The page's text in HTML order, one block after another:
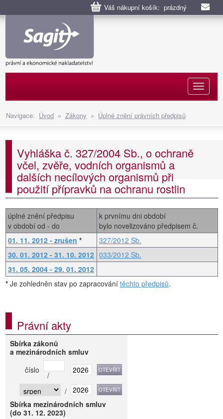
Váš nákupní košík: prázdný
Navigace: Úvod » Zákony » Úplné znění právních předpisů
Vyhláška č. 327/2004 Sb., o ochraně
včel, zvěře, vodních organismů a
dalších necílových organismů při
použití přípravků na ochranu rostlin
úplné znění předpisu
v období od - do
k prvnímu dni období
bylo novelizováno předpisem č.
01. 11. 2012 - zrušen *
327/2012 Sb.
30. 01. 2012 - 31. 10. 2012 033/2012 Sb.
31. 05. 2004 - 29. 01. 2012
* Je zohledněn stav po zapracování těchto předpisů.
Právní akty
Sbírka zákonů
a mezinárodních smluv
číslo
/
/
Sbírka mezinárodních smluv
(do 31. 12. 2023)